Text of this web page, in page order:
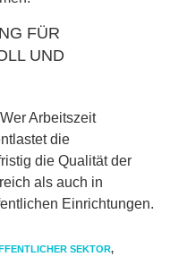
FÜR
UND
Arbeitszeit
die
die Qualität der
als auch in
Einrichtungen.
SEKTOR,